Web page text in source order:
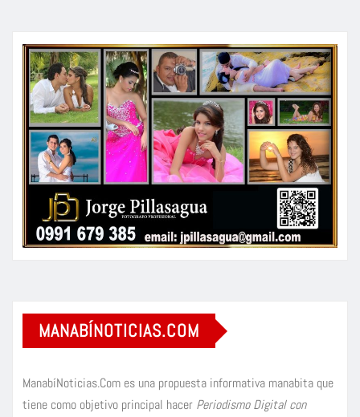
MANABÍNOTICIAS.COM
ManabíNoticias.Com es una propuesta informativa manabita que
tiene como objetivo principal hacer Periodismo Digital con